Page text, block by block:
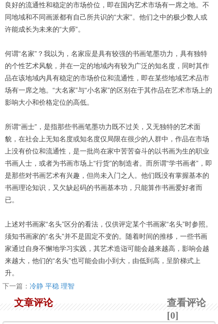
良好的流通性和稳定的市场价位，即在国内艺术市场有一席之地。不
同地域和不同画派都有自己所共识的“大家”。他们之中的极少数人或
许能成长为未来的“大师”。
何谓“名家”？我以为，名家应是具有较强的书画笔墨功力，具有独特
的个性艺术风貌，并在一定的地域内有较为广泛的知名度，同时其作
品在该地域内具有稳定的市场价位和流通性，即在某些地域艺术品市
场有一席之地。“大名家”与“小名家”的区别在于其作品在艺术市场上的
影响大小和价格定位的高低。
所谓“画士”，是指那些书画笔墨功力既不过关，又无独特的艺术面
貌，在社会上无知名度或知名度仅局限在很少的人群中，作品在市场
上没有价位和流通性，是一批尚在家中苦苦奋斗的以书画为生的职业
书画人士，或者为书画市场上“行货”的制造者。而所谓“学书画者”，即
是那些对书画艺术有兴趣，但尚未入门之人。他们既没有掌握基本的
书画理论知识，又欠缺起码的书画基本功，只能算作书画爱好者而
已。
上述对书画家“名头”区分的看法，仅供评定某个书画家“名头”时参照。
须知书画家的“名头”并不是固定不变的。随着时间的推移，一些书画
家通过自身不懈地学习实践，其艺术造诣可能会越来越高，影响会越
来越大，他们的“名头”也可能会由小到大，由低到高，呈阶梯式上
升。
下一篇： 冷静 平稳 理智
查看评论
[0]
文章评论